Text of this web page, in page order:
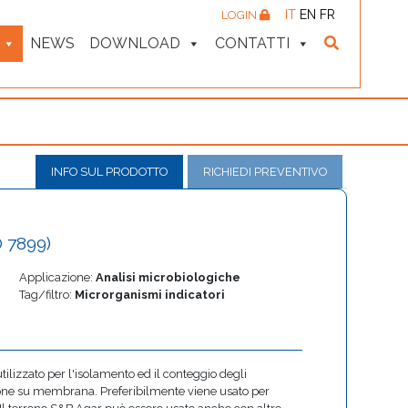
NEWS DOWNLOAD CONTATTI
LOGIN IT EN FR
INFO SUL PRODOTTO RICHIEDI PREVENTIVO
7899)
Applicazione: Analisi microbiologiche
Tag/filtro: Microrganismi indicatori
per l'isolamento ed il conteggio degli
su membrana. Preferibilmente viene usato per